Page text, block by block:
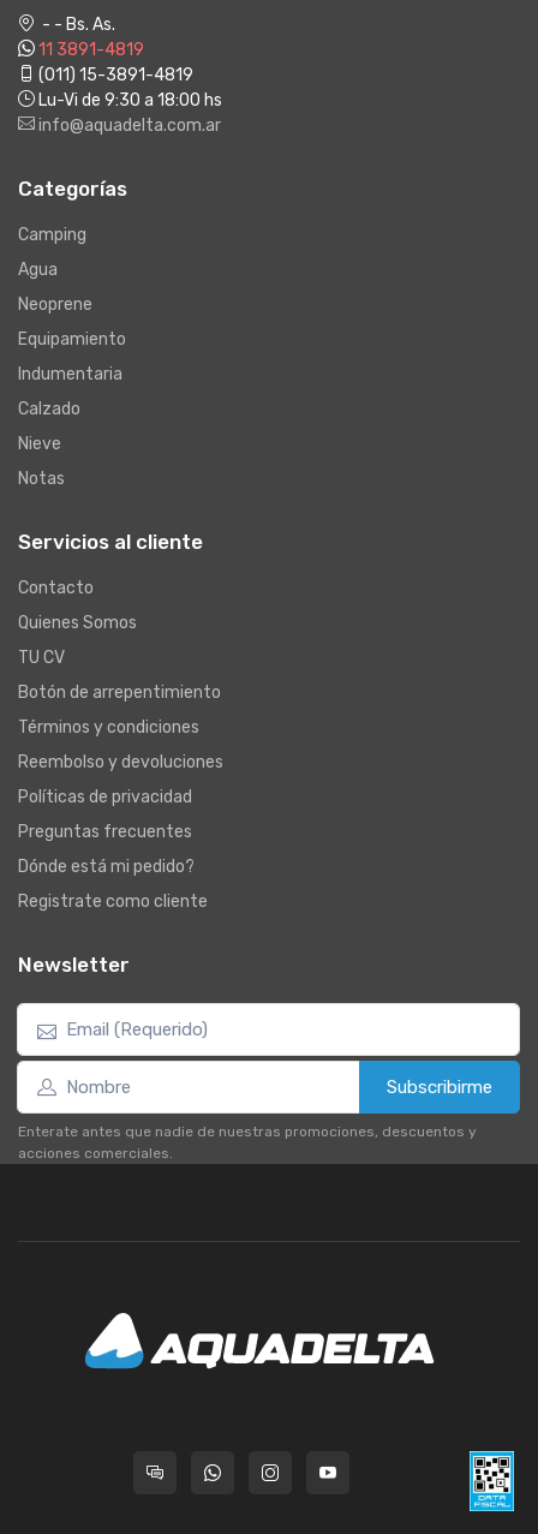
- - Bs. As.
11 3891-4819
(011) 15-3891-4819
Lu-Vi de 9:30 a 18:00 hs
info@aquadelta.com.ar
Categorías
Camping
Agua
Neoprene
Equipamiento
Indumentaria
Calzado
Nieve
Notas
Servicios al cliente
Contacto
Quienes Somos
TU CV
Botón de arrepentimiento
Términos y condiciones
Reembolso y devoluciones
Políticas de privacidad
Preguntas frecuentes
Dónde está mi pedido?
Registrate como cliente
Newsletter
Subscribirme
Enterate antes que nadie de nuestras promociones, descuentos y
acciones comerciales.